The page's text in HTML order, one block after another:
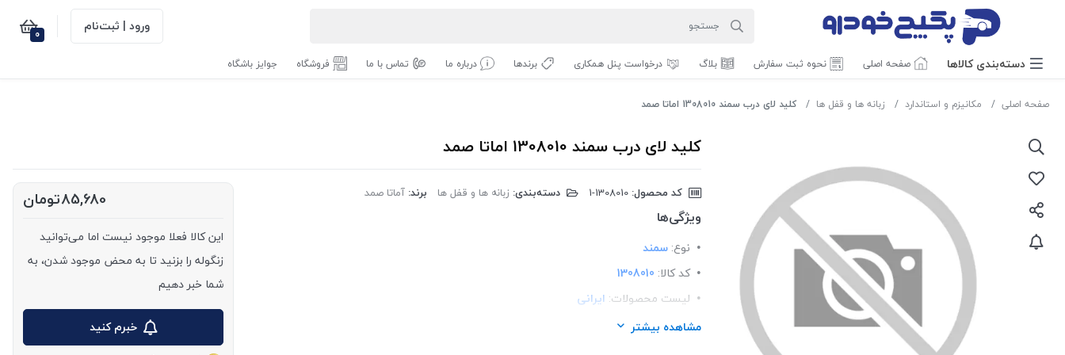
ورود | ثبت‌نام 0
دسته‌بندی‌ کالاها صفحه اصلی نحوه ثبت سفارش بلاگ درخواست پنل همکاری برندها درباره ما تماس با ما فروشگاه جوایز باشگاه
صفحه اصلی مکانیزم و استاندارد زبانه ها و قفل ها کلید لای درب سمند 1308010 اماتا صمد
کلید لای درب سمند 1308010 اماتا صمد
کد محصول: دسته‌بندی: زبانه ها و قفل ها برند: آماتا صمد
ویژگی‌ها
نوع: سمند
کد کالا: 1308010
لیست محصولات: ایرانی
برند:اماتا صمد
مشاهده بیشتر
85,680تومان
این کالا فعلا موجود نیست اما می‌توانید
زنگوله را بزنید تا به محض موجود شدن، به
شما خبر دهیم
خبرم کنید